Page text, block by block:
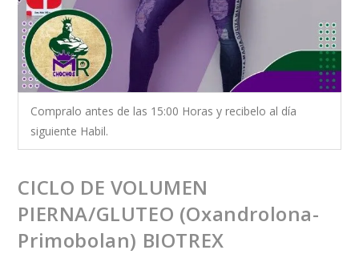
Compralo antes de las 15:00 Horas y recibelo al día
siguiente Habil.
CICLO DE VOLUMEN
PIERNA/GLUTEO (Oxandrolona-
Primobolan) BIOTREX